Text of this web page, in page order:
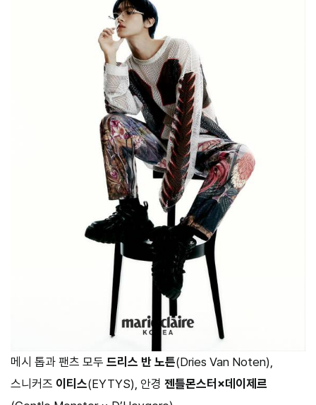
메시 톱과 팬츠 모두 드리스 반 노튼(Dries Van Noten),
스니커즈 이티스(EYTYS), 안경 젠틀몬스터×데이제르